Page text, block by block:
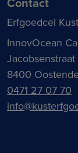
Erfgoedcel
InnovOcean
Jacobsenstraat
8400
0471 27 07 70